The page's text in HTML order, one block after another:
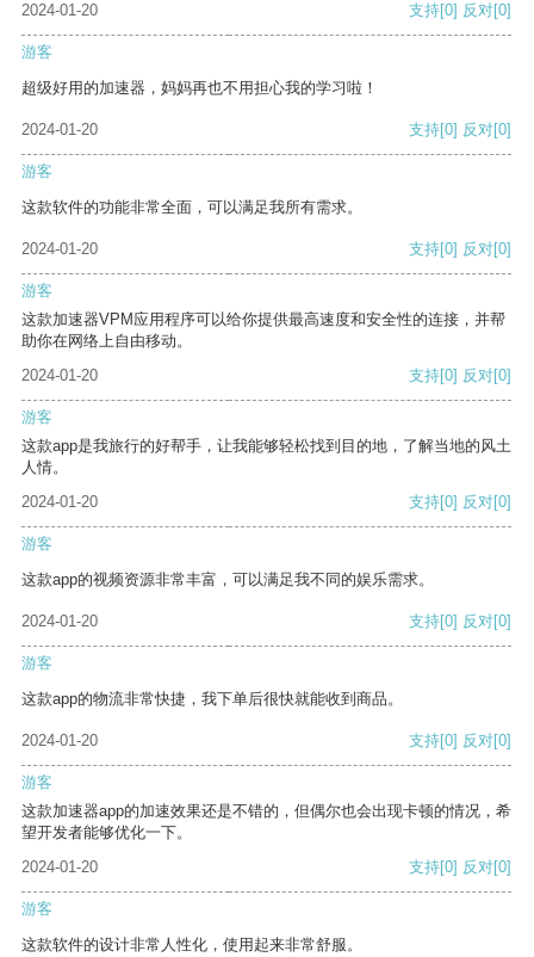
2024-01-20 支持[0] 反对[0]
游客
超级好用的加速器，妈妈再也不用担心我的学习啦！
2024-01-20 支持[0] 反对[0]
游客
这款软件的功能非常全面，可以满足我所有需求。
2024-01-20 支持[0] 反对[0]
游客
这款加速器VPM应用程序可以给你提供最高速度和安全性的连接，并帮
助你在网络上自由移动。
2024-01-20
支持[0] 反对[0]
游客
这款app是我旅行的好帮手，让我能够轻松找到目的地，了解当地的风土
人情。
2024-01-20
支持[0] 反对[0]
游客
这款app的视频资源非常丰富，可以满足我不同的娱乐需求。
2024-01-20 支持[0] 反对[0]
游客
这款app的物流非常快捷，我下单后很快就能收到商品。
2024-01-20 支持[0] 反对[0]
游客
这款加速器app的加速效果还是不错的，但偶尔也会出现卡顿的情况，希
望开发者能够优化一下。
2024-01-20
支持[0] 反对[0]
游客
这款软件的设计非常人性化，使用起来非常舒服。